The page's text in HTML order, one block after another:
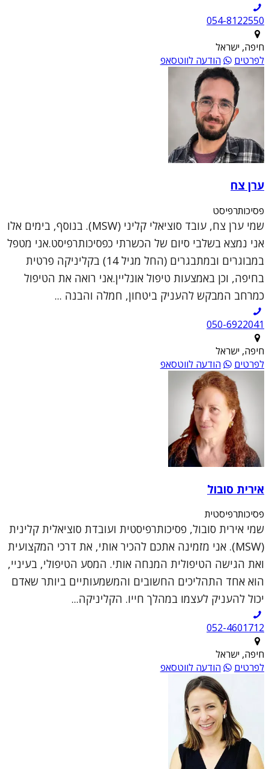
054-8122550
חיפה, ישראל
לפרטים
הודעה לווטסאפ
ערן צח
פסיכותרפיסט
שמי ערן צח, עובד סוציאלי קליני (MSW). בנוסף, בימים אלו
אני נמצא בשלבי סיום של הכשרתי כפסיכותרפיסט.אני מטפל
במבוגרים ובמתבגרים (החל מגיל 14) בקליניקה פרטית
בחיפה, וכן באמצעות טיפול אונליין.אני רואה את הטיפול
כמרחב המבקש להעניק ביטחון, חמלה והבנה ...
050-6922041
חיפה, ישראל
לפרטים
הודעה לווטסאפ
אירית סובול
פסיכותרפיסטית
שמי אירית סובול, פסיכותרפיסטית ועובדת סוציאלית קלינית
(MSW). אני מזמינה אתכם להכיר אותי, את דרכי המקצועית
ואת הגישה הטיפולית המנחה אותי. המסע הטיפולי, בעיניי,
הוא אחד התהליכים החשובים והמשמעותיים ביותר שאדם
יכול להעניק לעצמו במהלך חייו. הקליניקה...
052-4601712
חיפה, ישראל
לפרטים
הודעה לווטסאפ